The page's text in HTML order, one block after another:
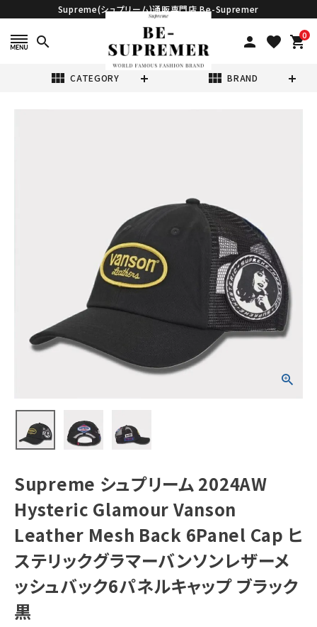
Supreme(シュプリーム)通販専門店 Be-Supremer
search person favorite 0
shopping_cart
view_module CATEGORY view_module BRAND
Leather Mesh
Back 6Panel
Cap ヒステリック
グラマーバンソン
NEW ITEMS
Tシャツ・ロングスリーブ
パーカー・トレーナー
キャップ・ハット
ニット帽・ビーニー
バックパック・リュック
その他バッグ類
Supreme シュプリーム 2024AW
Hysteric Glamour Vanson
Leather Mesh Back 6Panel Cap ヒ
ステリックグラマーバンソンレザーメ
ッシュバック6パネルキャップ ブラック
黒